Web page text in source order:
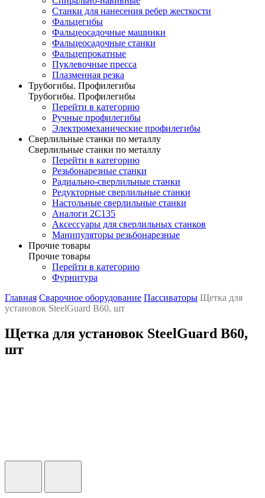
Станки для нанесения ребер жесткости
Фальцегибы
Фальцеосадочные машинки
Фальцеосадочные станки
Фальцепрокатные
Пуклевочные пресса
Плазменная резка
Трубогибы. Профилегибы
Трубогибы. Профилегибы
Перейти в категорию
Ручные профилегибы
Электромеханические профилегибы
Сверлильные станки по металлу
Сверлильные станки по металлу
Перейти в категорию
Резьбонарезные станки
Радиально-сверлильные станки
Редукторные сверлильные станки
Настольные сверлильные станки
Аналоги 2С135
Аксессуары для сверлильных станков
Манипуляторы резьбонарезные
Прочие товары
Прочие товары
Перейти в категорию
Фурнитура
Главная Сварочное оборудование Пассиваторы Щетка для
установок SteelGuard B60, шт
Щетка для установок SteelGuard B60,
шт